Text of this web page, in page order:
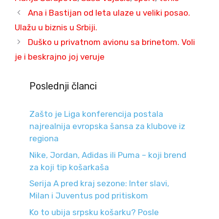
Ana i Bastijan od leta ulaze u veliki posao.
Ulažu u biznis u Srbiji.
Duško u privatnom avionu sa brinetom. Voli
je i beskrajno joj veruje
Poslednji članci
Zašto je Liga konferencija postala
najrealnija evropska šansa za klubove iz
regiona
Nike, Jordan, Adidas ili Puma – koji brend
za koji tip košarkaša
Serija A pred kraj sezone: Inter slavi,
Milan i Juventus pod pritiskom
Ko to ubija srpsku košarku? Posle